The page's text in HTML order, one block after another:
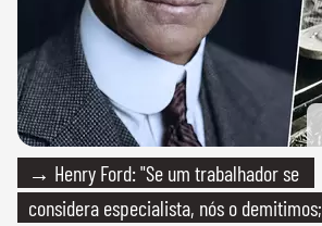
→ Henry Ford: "Se um trabalhador se
considera especialista, nós o demitimos;